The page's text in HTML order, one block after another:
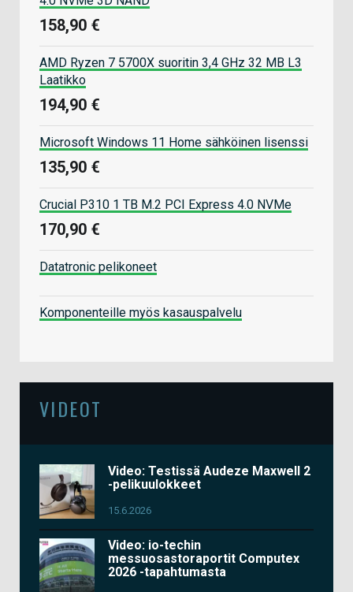
158,90 €
AMD Ryzen 7 5700X suoritin 3,4 GHz 32 MB L3
Laatikko
194,90 €
Microsoft Windows 11 Home sähköinen lisenssi
135,90 €
Crucial P310 1 TB M.2 PCI Express 4.0 NVMe
170,90 €
Datatronic pelikoneet
Komponenteille myös kasauspalvelu
VIDEOT
Video: Testissä Audeze Maxwell 2
-pelikuulokkeet
15.6.2026
Video: io-techin
messuosastoraportit Computex
2026 -tapahtumasta